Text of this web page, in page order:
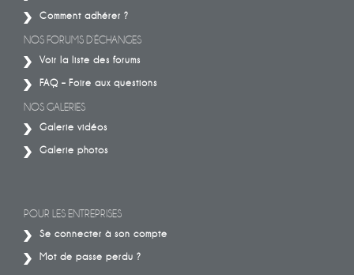
Comment adhérer ?
NOS FORUMS D’ÉCHANGES
Voir la liste des forums
FAQ – Foire aux questions
NOS GALERIES
Galerie vidéos
Galerie photos
POUR LES ENTREPRISES
Se connecter à son compte
Mot de passe perdu ?